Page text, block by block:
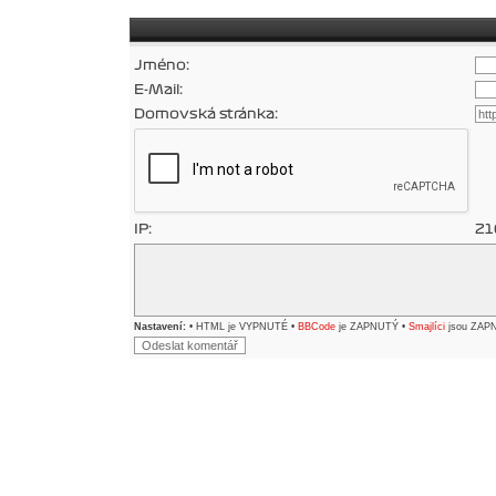
Jméno:
E-Mail:
Domovská stránka:
IP:
Nastavení: • HTML je VYPNUTÉ • BBCode je ZAPNUTÝ • Smajlíci jsou